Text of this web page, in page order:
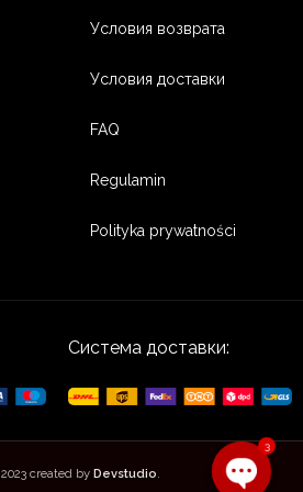
Условия возврата
Условия доставки
FAQ
Regulamin
Polityka prywatności
Система доставки:
2023 created by Devstudio
3